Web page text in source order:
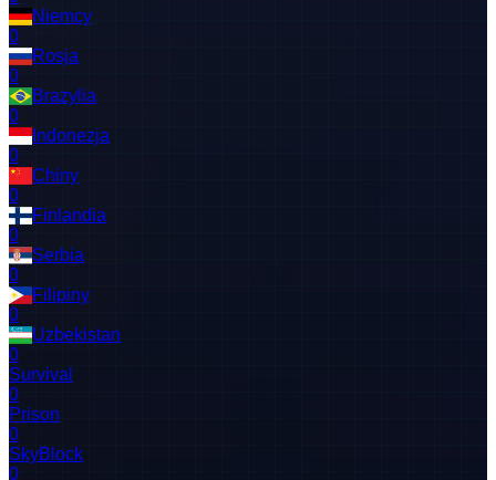
Niemcy
0
Rosja
0
Brazylia
0
Indonezja
0
Chiny
0
Finlandia
0
Serbia
0
Filipiny
0
Uzbekistan
0
Survival
0
Prison
0
SkyBlock
0